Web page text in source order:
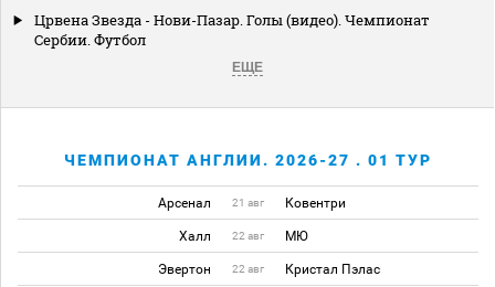
Црвена Звезда - Нови-Пазар. Голы (видео). Чемпионат
Сербии. Футбол
ЕЩЕ
ЧЕМПИОНАТ АНГЛИИ. 2026-27 . 01 ТУР
Арсенал 21 авг Ковентри
Халл 22 авг МЮ
Эвертон 22 авг Кристал Пэлас